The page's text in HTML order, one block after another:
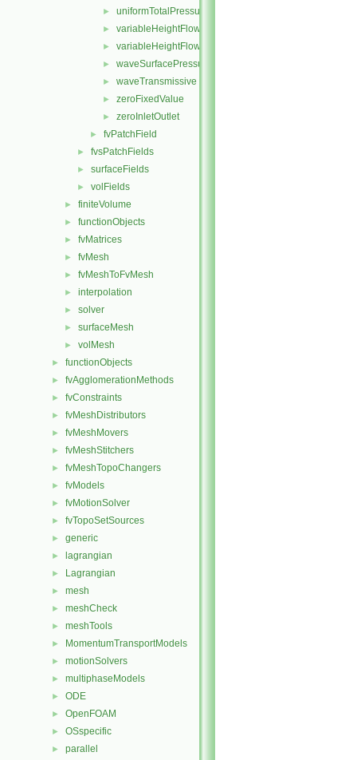
► uniformTotalPressure
► variableHeightFlowRate
► variableHeightFlowRateInletVelocity
► waveSurfacePressure
► waveTransmissive
► zeroFixedValue
► zeroInletOutlet
► fvPatchField
► fvsPatchFields
► surfaceFields
► volFields
► finiteVolume
► functionObjects
► fvMatrices
► fvMesh
► fvMeshToFvMesh
► interpolation
► solver
► surfaceMesh
► volMesh
► functionObjects
► fvAgglomerationMethods
► fvConstraints
► fvMeshDistributors
► fvMeshMovers
► fvMeshStitchers
► fvMeshTopoChangers
► fvModels
► fvMotionSolver
► fvTopoSetSources
► generic
► lagrangian
► Lagrangian
► mesh
► meshCheck
► meshTools
► MomentumTransportModels
► motionSolvers
► multiphaseModels
► ODE
► OpenFOAM
► OSspecific
► parallel